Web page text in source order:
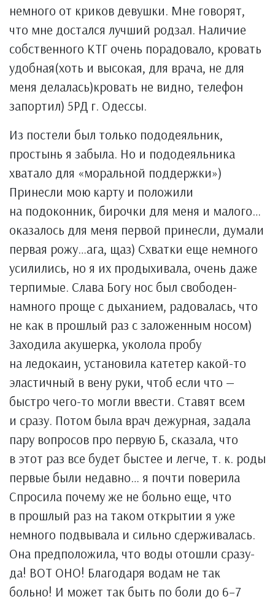
немного от криков девушки. Мне говорят,
что мне достался лучший родзал. Наличие
собственного КТГ очень порадовало, кровать
удобная(хоть и высокая, для врача, не для
меня делалась)кровать не видно, телефон
запортил) 5РД г. Одессы.
Из постели был только пододеяльник,
простынь я забыла. Но и пододеяльника
хватало для «моральной поддержки»)
Принесли мою карту и положили
на подоконник, бирочки для меня и малого…
оказалось для меня первой принесли, думали
первая рожу…ага, щаз) Схватки еще немного
усилились, но я их продыхивала, очень даже
терпимые. Слава Богу нос был свободен-
намного проще с дыханием, радовалась, что
не как в прошлый раз с заложенным носом)
Заходила акушерка, уколола пробу
на ледокаин, установила катетер какой-то
эластичный в вену руки, чтоб если что —
быстро чего-то могли ввести. Ставят всем
и сразу. Потом была врач дежурная, задала
пару вопросов про первую Б, сказала, что
в этот раз все будет быстее и легче, т. к. роды
первые были недавно… я почти поверила
Спросила почему же не больно еще, что
в прошлый раз на таком открытии я уже
немного подвывала и сильно сдерживалась.
Она предположила, что воды отошли сразу-
да! ВОТ ОНО! Благодаря водам не так
больно! И может так быть по боли до 6–7